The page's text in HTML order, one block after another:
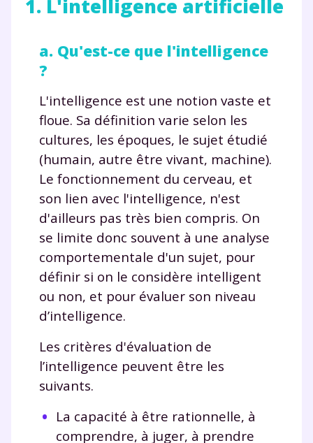
1. L'intelligence artificielle
a. Qu'est-ce que l'intelligence
?
L'intelligence est une notion vaste et
floue. Sa définition varie selon les
cultures, les époques, le sujet étudié
(humain, autre être vivant, machine).
Le fonctionnement du cerveau, et
son lien avec l'intelligence, n'est
d'ailleurs pas très bien compris. On
se limite donc souvent à une analyse
comportementale d'un sujet, pour
définir si on le considère intelligent
ou non, et pour évaluer son niveau
d’intelligence.
Les critères d'évaluation de
l’intelligence peuvent être les
suivants.
La capacité à être rationnelle, à
comprendre, à juger, à prendre